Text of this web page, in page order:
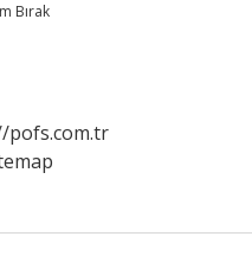
Bırak
pofs.com.tr